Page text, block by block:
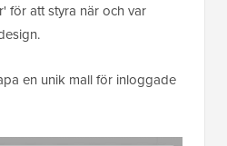
för att styra när och var
en unik mall för inloggade